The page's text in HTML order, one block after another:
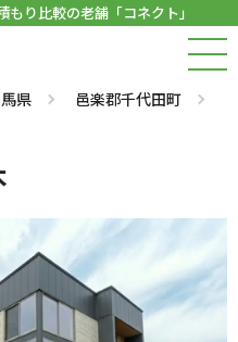
り比較の老舗「コネクト」
県 邑楽郡千代田町